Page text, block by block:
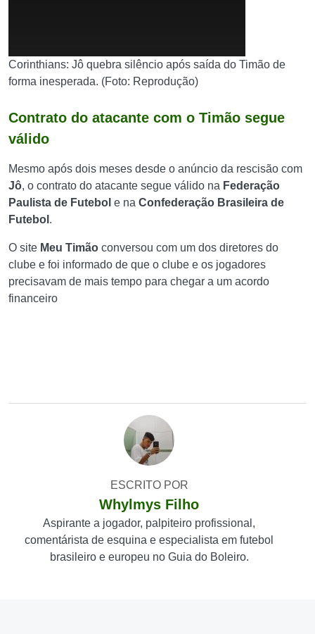
Corinthians: Jô quebra silêncio após saída do Timão de
forma inesperada. (Foto: Reprodução)
Contrato do atacante com o Timão segue
válido
Mesmo após dois meses desde o anúncio da rescisão com
Jô, o contrato do atacante segue válido na Federação
Paulista de Futebol e na Confederação Brasileira de
Futebol .
O site Meu Timão conversou com um dos diretores do
clube e foi informado de que o clube e os jogadores
precisavam de mais tempo para chegar a um acordo
financeiro
ESCRITO POR
Whylmys Filho
Aspirante a jogador, palpiteiro profissional,
comentárista de esquina e especialista em futebol
brasileiro e europeu no Guia do Boleiro.